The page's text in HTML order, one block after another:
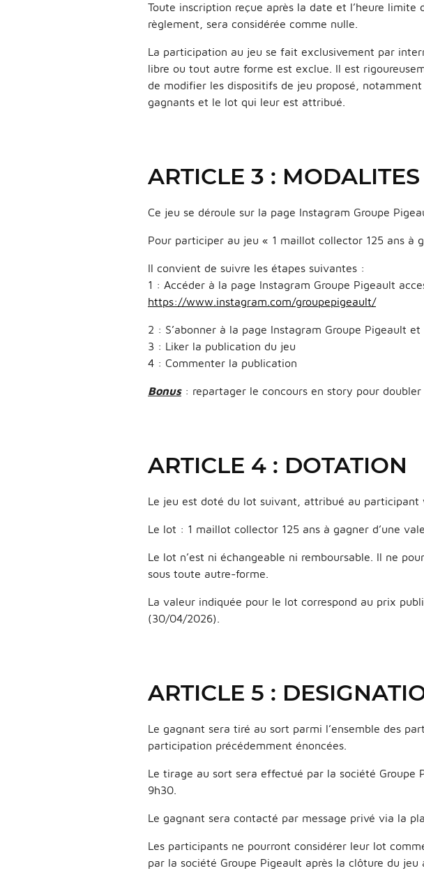
Toute inscription reçue après la date et l’heure
règlement, sera considérée comme nulle.
La participation au jeu se fait exclusivement par
libre ou tout autre forme est exclue. Il est
de modifier les dispositifs de jeu proposé,
gagnants et le lot qui leur est attribué.
ARTICLE 3 :
Ce jeu se déroule sur la page Instagram Groupe
Pour participer au jeu « 1 maillot collector 125 ans à
Il convient de suivre les étapes suivantes :
1 : Accéder à la page Instagram Groupe Pigeault
https://www.instagram.com/groupepigeault/
2 : S’abonner à la page Instagram Groupe Pigeault
3 : Liker la publication du jeu
4 : Commenter la publication
Bonus: repartager le concours en story pour doubler
ARTICLE 4 : DOTATION
Le jeu est doté du lot suivant, attribué au
Le lot : 1 maillot collector 125 ans à gagner d’une
Le lot n’est ni échangeable ni remboursable. Il ne
sous toute autre-forme.
La valeur indiquée pour le lot correspond au prix
(30/04/2026).
ARTICLE 5 :
Le gagnant sera tiré au sort parmi l’ensemble des
participation précédemment énoncées.
Le tirage au sort sera effectué par la société
9h30.
Le gagnant sera contacté par message privé via la
Les participants ne pourront considérer leur lot
par la société Groupe Pigeault après la clôture du jeu